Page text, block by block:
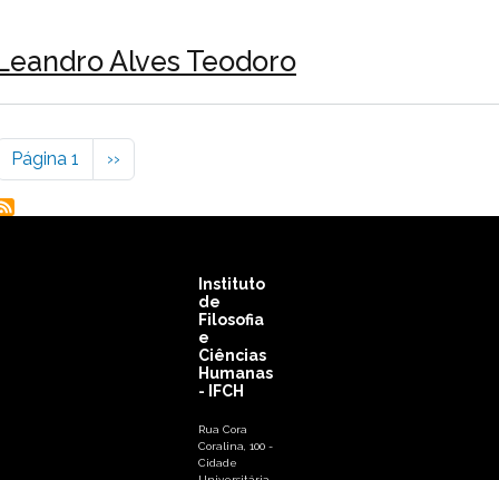
Alves Teodoro
Página 1 Próxima página
››
Instituto
de
Filosofia
e
Ciências
Humanas
- IFCH
Rua Cora
Coralina, 100 -
Cidade